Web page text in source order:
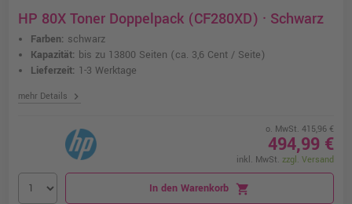
HP 80X Toner Doppelpack (CF280XD) · Schwarz
Farben: schwarz
Kapazität: bis zu 13800 Seiten (ca. 3,6 Cent / Seite)
Lieferzeit: 1-3 Werktage
mehr Details chevron_right
o. MwSt. 415,96 €
494,99 €
inkl. MwSt. zzgl. Versand
In den Warenkorb shopping_cart